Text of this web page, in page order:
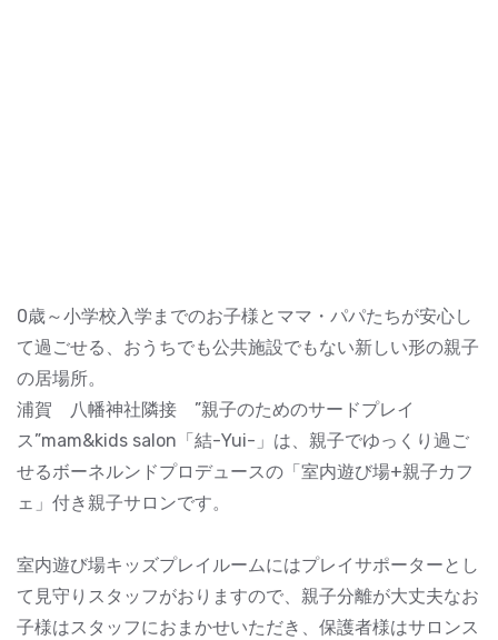
0歳～小学校入学までのお子様とママ・パパたちが安心し
て過ごせる、おうちでも公共施設でもない新しい形の親子
の居場所。
浦賀 八幡神社隣接 ”親子のためのサードプレイ
ス”mam&kids salon「結-Yui-」は、親子でゆっくり過ご
せるボーネルンドプロデュースの「室内遊び場+親子カフ
ェ」付き親子サロンです。
室内遊び場キッズプレイルームにはプレイサポーターとし
て見守りスタッフがおりますので、親子分離が大丈夫なお
子様はスタッフにおまかせいただき、保護者様はサロンス